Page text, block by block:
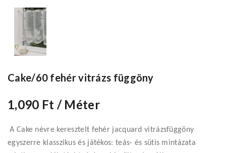
Cake/60 fehér vitrázs függöny
1,090 Ft / Méter
A Cake névre keresztelt fehér jacquard vitrázsfüggöny
egyszerre klasszikus és játékos: teás- és sütis mintázata